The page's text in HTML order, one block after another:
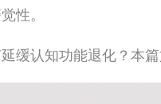
性。
缓认知功能退化？本